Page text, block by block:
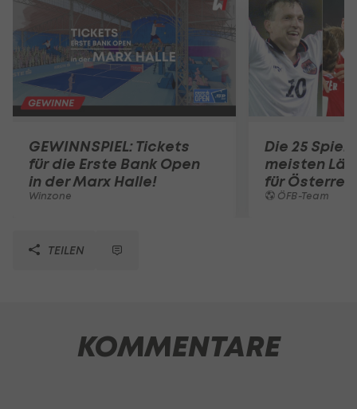
GEWINNSPIEL: Tickets
für die Erste Bank Open
in der Marx Halle!
Winzone
Die 25
meisten
für
ÖFB-Team
TEILEN
KOMMENTARE